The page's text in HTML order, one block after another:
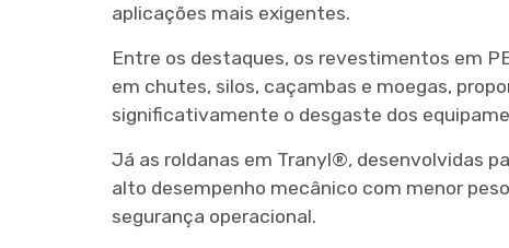
aplicações mais exigentes.
Entre os destaques, os revestimentos em
em chutes, silos, caçambas e moegas,
significativamente o desgaste dos
Já as roldanas em Tranyl®, desenvolvidas
alto desempenho mecânico com menor
segurança operacional.